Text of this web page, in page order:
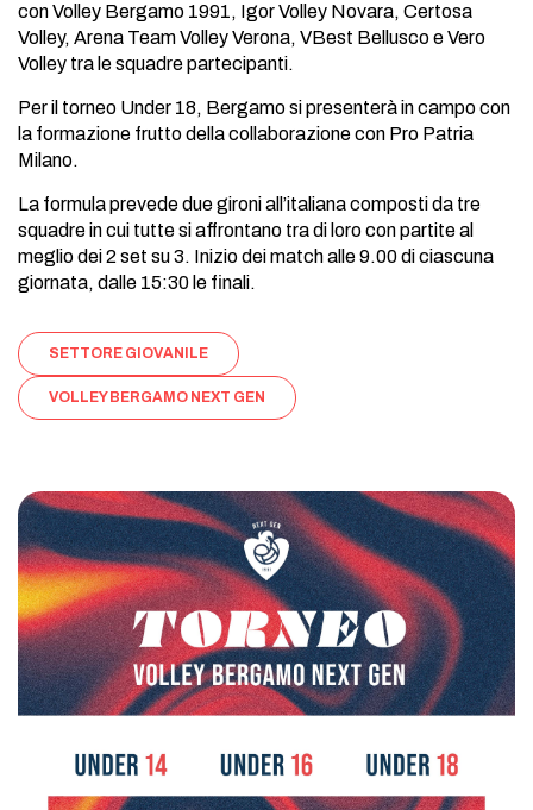
con Volley Bergamo 1991, Igor Volley Novara, Certosa
Volley, Arena Team Volley Verona, VBest Bellusco e Vero
Volley tra le squadre partecipanti.
Per il torneo Under 18, Bergamo si presenterà in campo con
la formazione frutto della collaborazione con Pro Patria
Milano.
La formula prevede due gironi all’italiana composti da tre
squadre in cui tutte si affrontano tra di loro con partite al
meglio dei 2 set su 3. Inizio dei match alle 9.00 di ciascuna
giornata, dalle 15:30 le finali.
SETTORE GIOVANILE
VOLLEY BERGAMO NEXT GEN